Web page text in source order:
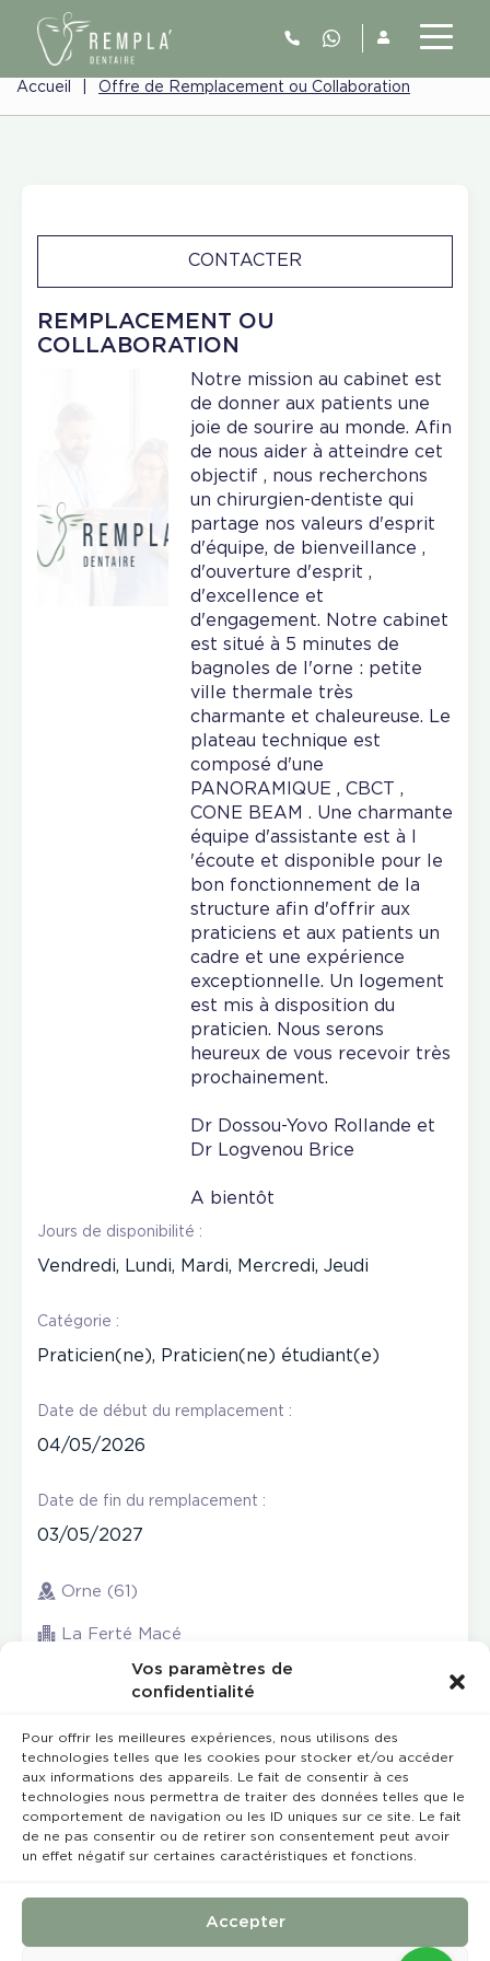
Vos paramètres de
confidentialité
Pour offrir les meilleures expériences, nous utilisons des
technologies telles que les cookies pour stocker et/ou accéder
aux informations des appareils. Le fait de consentir à ces
technologies nous permettra de traiter des données telles que le
comportement de navigation ou les ID uniques sur ce site. Le fait
de ne pas consentir ou de retirer son consentement peut avoir
un effet négatif sur certaines caractéristiques et fonctions.
Accepter
Accueil Offre de Remplacement ou Collaboration
REMPLACEMENT OU
COLLABORATION
CONTACTER
Notre mission au cabinet est
de donner aux patients une
joie de sourire au monde. Afin
de nous aider à atteindre cet
objectif , nous recherchons
un chirurgien-dentiste qui
partage nos valeurs d'esprit
d'équipe, de bienveillance ,
d'ouverture d'esprit ,
d'excellence et
d'engagement. Notre cabinet
est situé à 5 minutes de
bagnoles de l'orne : petite
ville thermale très
charmante et chaleureuse. Le
plateau technique est
composé d'une
PANORAMIQUE , CBCT ,
CONE BEAM . Une charmante
équipe d'assistante est à l
'écoute et disponible pour le
bon fonctionnement de la
structure afin d'offrir aux
praticiens et aux patients un
cadre et une expérience
exceptionnelle. Un logement
est mis à disposition du
praticien. Nous serons
heureux de vous recevoir très
prochainement.
Dr Dossou-Yovo Rollande et
Dr Logvenou Brice
A bientôt
Jours de disponibilité :
Vendredi, Lundi, Mardi, Mercredi, Jeudi
Catégorie :
Praticien(ne), Praticien(ne) étudiant(e)
Date de début du remplacement :
04/05/2026
Date de fin du remplacement :
03/05/2027
Orne (61)
La Ferté Macé
Rempla’Dentaire © 2023 Tous droits réservés
Conception et réalisation :